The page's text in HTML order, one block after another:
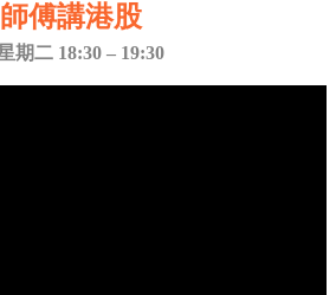
師傅講港股
期二 18:30 – 19:30